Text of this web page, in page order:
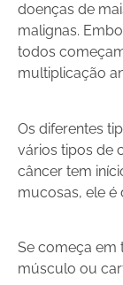
doenças de
malignas.
todos
multiplicação
Os diferentes
vários tipos de
câncer tem
mucosas, ele é
Se começa em
músculo ou